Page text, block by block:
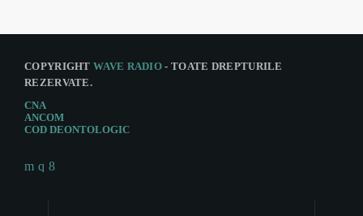
COPYRIGHTWAVE RADIO - TOATE DREPTURILE
REZERVATE.
CNA
ANCOM
COD DEONTOLOGIC